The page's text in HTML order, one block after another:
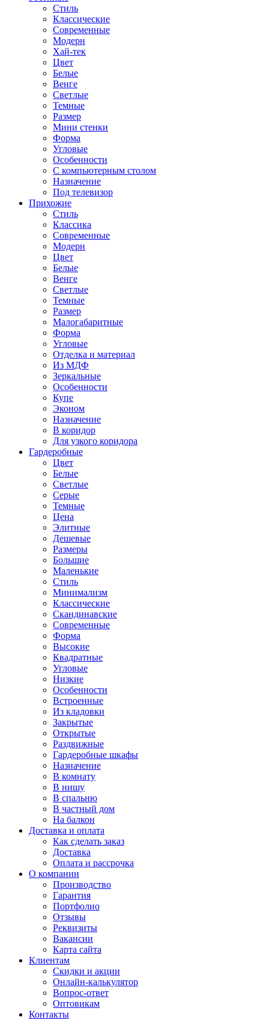
Стиль
Классические
Современные
Модерн
Хай-тек
Цвет
Белые
Венге
Светлые
Темные
Размер
Мини стенки
Форма
Угловые
Особенности
С компьютерным столом
Назначение
Под телевизор
Прихожие
Стиль
Классика
Современные
Модерн
Цвет
Белые
Венге
Светлые
Темные
Размер
Малогабаритные
Форма
Угловые
Отделка и материал
Из МДФ
Зеркальные
Особенности
Купе
Эконом
Назначение
В коридор
Для узкого коридора
Гардеробные
Цвет
Белые
Светлые
Серые
Темные
Цена
Элитные
Дешевые
Размеры
Большие
Маленькие
Стиль
Минимализм
Классические
Скандинавские
Современные
Форма
Высокие
Квадратные
Угловые
Низкие
Особенности
Встроенные
Из кладовки
Закрытые
Открытые
Раздвижные
Гардеробные шкафы
Назначение
В комнату
В нишу
В спальню
В частный дом
На балкон
Доставка и оплата
Как сделать заказ
Доставка
Оплата и рассрочка
О компании
Производство
Гарантия
Портфолио
Отзывы
Реквизиты
Вакансии
Карта сайта
Клиентам
Скидки и акции
Онлайн-калькулятор
Вопрос-ответ
Оптовикам
Контакты